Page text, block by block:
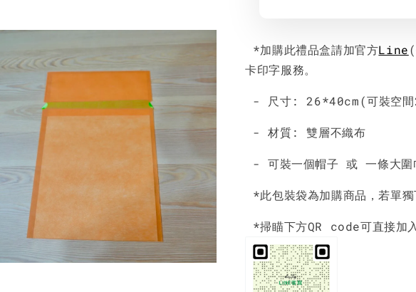
*加購此禮品盒請加官方Line
卡印字服務。
- 尺寸: 26*40cm(可裝空
- 材質: 雙層不織布
- 可裝一個帽子 或 一條大圍
*此包裝袋為加購商品，若單獨
*掃瞄下方QR code可直接加